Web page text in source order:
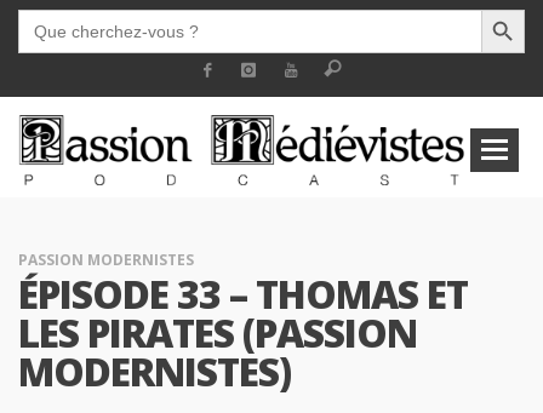
SEARCH
FOR:
SEARCH
PASSION MODERNISTES
ÉPISODE 33 – THOMAS ET
LES PIRATES (PASSION
MODERNISTES)